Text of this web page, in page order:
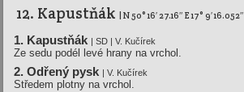
12. Kapustňák | N 50° 16′ 27.16″ E 17° 9′ 16.052″
1. Kapustňák | SD | V. Kučírek
Ze sedu podél levé hrany na vrchol.
2. Odřený pysk | V. Kučírek
Středem plotny na vrchol.